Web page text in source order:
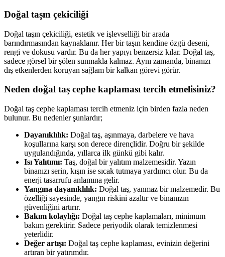
Doğal taşın çekiciliği
Doğal taşın çekiciliği, estetik ve işlevselliği bir arada
barındırmasından kaynaklanır. Her bir taşın kendine özgü deseni,
rengi ve dokusu vardır. Bu da her yapıyı benzersiz kılar. Doğal taş,
sadece görsel bir şölen sunmakla kalmaz. Aynı zamanda, binanızı
dış etkenlerden koruyan sağlam bir kalkan görevi görür.
Neden doğal taş cephe kaplaması tercih etmelisiniz?
Doğal taş cephe kaplaması tercih etmeniz için birden fazla neden
bulunur. Bu nedenler şunlardır;
Dayanıklılık: Doğal taş, aşınmaya, darbelere ve hava
koşullarına karşı son derece dirençlidir. Doğru bir şekilde
uygulandığında, yıllarca ilk günkü gibi kalır.
Isı Yalıtımı: Taş, doğal bir yalıtım malzemesidir. Yazın
binanızı serin, kışın ise sıcak tutmaya yardımcı olur. Bu da
enerji tasarrufu anlamına gelir.
Yangına dayanıklılık: Doğal taş, yanmaz bir malzemedir. Bu
özelliği sayesinde, yangın riskini azaltır ve binanızın
güvenliğini artırır.
Bakım kolaylığı: Doğal taş cephe kaplamaları, minimum
bakım gerektirir. Sadece periyodik olarak temizlenmesi
yeterlidir.
Değer artışı: Doğal taş cephe kaplaması, evinizin değerini
artıran bir yatırımdır.